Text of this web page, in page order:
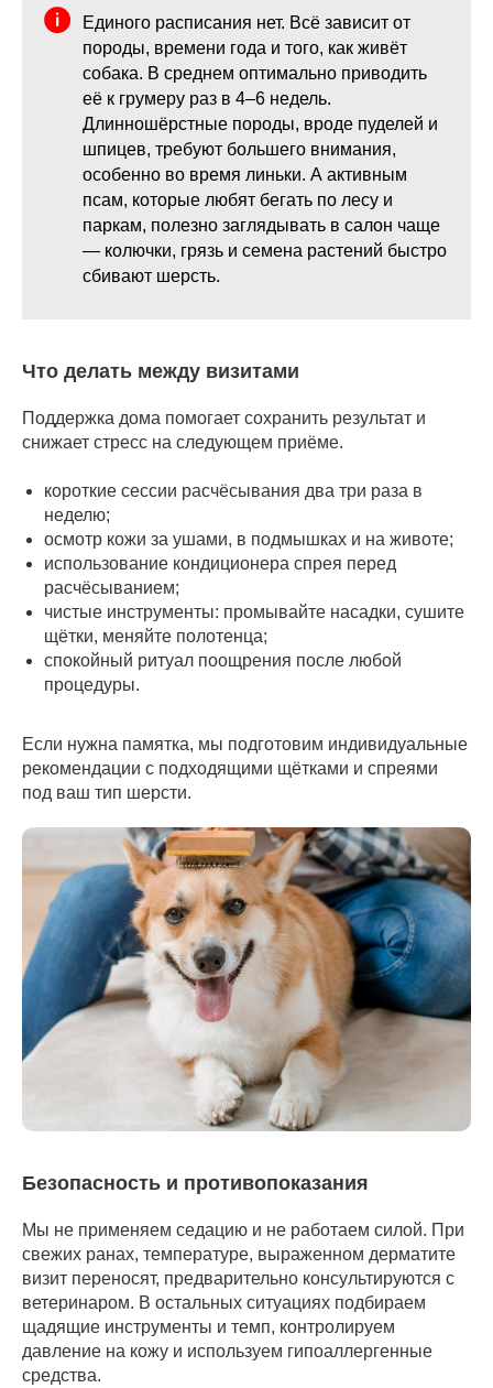
Единого расписания нет. Всё зависит от
породы, времени года и того, как живёт
собака. В среднем оптимально приводить
её к грумеру раз в 4–6 недель.
Длинношёрстные породы, вроде пуделей и
шпицев, требуют большего внимания,
особенно во время линьки. А активным
псам, которые любят бегать по лесу и
паркам, полезно заглядывать в салон чаще
— колючки, грязь и семена растений быстро
сбивают шерсть.
Что делать между визитами
Поддержка дома помогает сохранить результат и
снижает стресс на следующем приёме.
короткие сессии расчёсывания два три раза в
неделю;
осмотр кожи за ушами, в подмышках и на животе;
использование кондиционера спрея перед
расчёсыванием;
чистые инструменты: промывайте насадки, сушите
щётки, меняйте полотенца;
спокойный ритуал поощрения после любой
процедуры.
Если нужна памятка, мы подготовим индивидуальные
рекомендации с подходящими щётками и спреями
под ваш тип шерсти.
Безопасность и противопоказания
Мы не применяем седацию и не работаем силой. При
свежих ранах, температуре, выраженном дерматите
визит переносят, предварительно консультируются с
ветеринаром. В остальных ситуациях подбираем
щадящие инструменты и темп, контролируем
давление на кожу и используем гипоаллергенные
средства.